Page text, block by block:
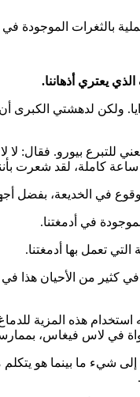
بالثغرات الموجودة في
يعتري أذهاننا.
ولكن لدهشتي
للتبرع بيورو. فقال:
كاملة، لقد شعرت
في الخديعة، بفضل
في أدمغتنا.
تعمل بها أدمغتنا.
من الأحيان هذا
هذه المزية
في لاس فيغاس،
شيء ما بينما هو